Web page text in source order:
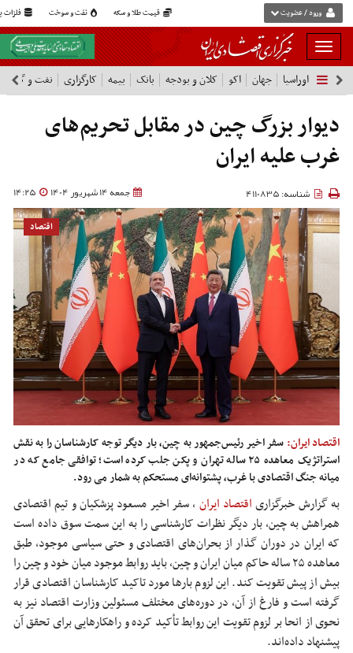
قیمت طلا و سکه نفت و سوخت فلزات ورود / عضویت
بار
و
بسته
نمودن
فهرست
اوراسیا جهان اکو کلان و بودجه بانک بیمه کارگزاری نفت و گاز
دیوار بزرگ چین در مقابل تحریم‌های
غرب علیه ایران
جمعه 14 شهریور 1404 14:25 شناسه: 4110835
اقتصاد
اقتصاد ایران: سفر اخیر رئیس‌جمهور به چین، بار دیگر توجه کارشناسان را به نقش
استراتژیک معاهده ۲۵ ساله تهران و پکن جلب کرده است؛ توافقی جامع که در
میانه جنگ اقتصادی با غرب، پشتوانه‌ای مستحکم به شمار می رود.
به گزارش خبرگزاریاقتصاد ایران ،سفر اخیر مسعود پزشکیان و تیم اقتصادی
همراهش به چین، بار دیگر نظرات کارشناسی را به این سمت سوق داده است
که ایران در دوران گذار از بحران‌های اقتصادی و حتی سیاسی موجود، طبق
معاهده ۲۵ ساله حاکم میان ایران و چین، باید روابط موجود میان خود و چین را
بیش از پیش تقویت کند. این لزوم بارها مورد تاکید کارشناسان اقتصادی قرار
گرفته است و فارغ از آن، در دوره‌های مختلف مسئولین وزارت اقتصاد نیز به
نحوی از انحا بر لزوم تقویت این روابط تأکید کرده و راهکارهایی برای تحقق آن
پیشنهاد داده‌اند.